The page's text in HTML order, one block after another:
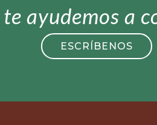
te ayudemos a
ESCRÍBENOS